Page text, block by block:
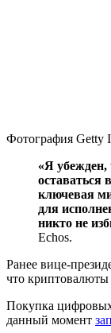
Фотография Getty
«Я
оставаться
ключевая
для
никто не
Echos.
Ранее вице-
что
Покупка
данный момент